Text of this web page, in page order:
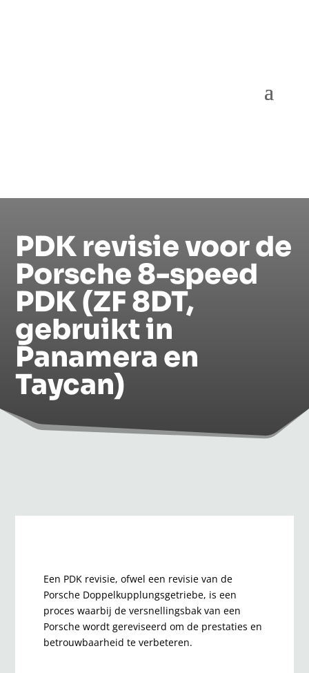
PDK revisie voor de
Porsche 8-speed
PDK (ZF 8DT,
gebruikt in
Panamera en
Taycan)
Een PDK revisie, ofwel een revisie van de
Porsche Doppelkupplungsgetriebe, is een
proces waarbij de versnellingsbak van een
Porsche wordt gereviseerd om de prestaties en
betrouwbaarheid te verbeteren.